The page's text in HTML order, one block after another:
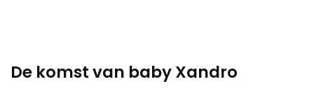
De komst van baby Xandro